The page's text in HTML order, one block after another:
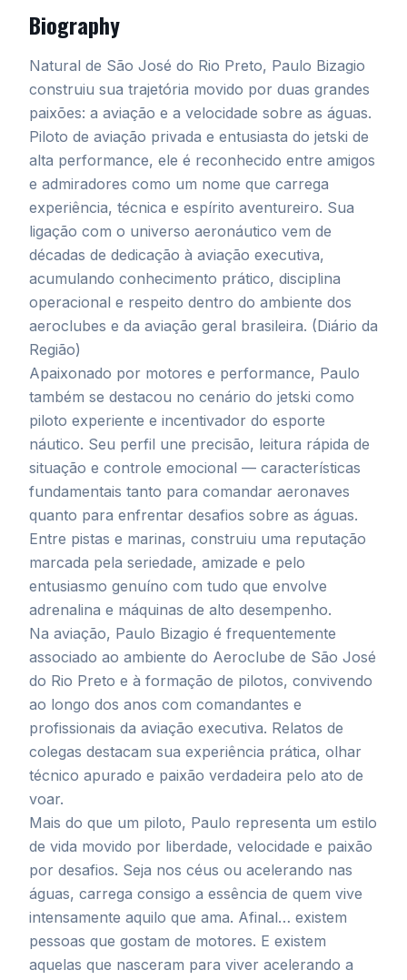
Biography
Natural de São José do Rio Preto, Paulo Bizagio
construiu sua trajetória movido por duas grandes
paixões: a aviação e a velocidade sobre as águas.
Piloto de aviação privada e entusiasta do jetski de
alta performance, ele é reconhecido entre amigos
e admiradores como um nome que carrega
experiência, técnica e espírito aventureiro. Sua
ligação com o universo aeronáutico vem de
décadas de dedicação à aviação executiva,
acumulando conhecimento prático, disciplina
operacional e respeito dentro do ambiente dos
aeroclubes e da aviação geral brasileira. (Diário da
Região)
Apaixonado por motores e performance, Paulo
também se destacou no cenário do jetski como
piloto experiente e incentivador do esporte
náutico. Seu perfil une precisão, leitura rápida de
situação e controle emocional — características
fundamentais tanto para comandar aeronaves
quanto para enfrentar desafios sobre as águas.
Entre pistas e marinas, construiu uma reputação
marcada pela seriedade, amizade e pelo
entusiasmo genuíno com tudo que envolve
adrenalina e máquinas de alto desempenho.
Na aviação, Paulo Bizagio é frequentemente
associado ao ambiente do Aeroclube de São José
do Rio Preto e à formação de pilotos, convivendo
ao longo dos anos com comandantes e
profissionais da aviação executiva. Relatos de
colegas destacam sua experiência prática, olhar
técnico apurado e paixão verdadeira pelo ato de
voar.
Mais do que um piloto, Paulo representa um estilo
de vida movido por liberdade, velocidade e paixão
por desafios. Seja nos céus ou acelerando nas
águas, carrega consigo a essência de quem vive
intensamente aquilo que ama. Afinal… existem
pessoas que gostam de motores. E existem
aquelas que nasceram para viver acelerando a